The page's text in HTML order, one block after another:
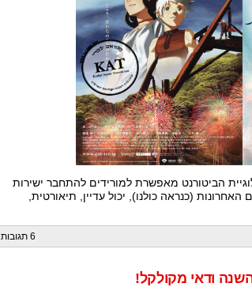
הביטורנט מאפשרת למורידים להתחבר ישירות
על כן, כל מי שמשתמש בקליינט ביטורנט מה-5 שנים האחרונות (כנראה כולנו), יכול עדיין, תיאורטית,
6 תגובות
ודאי מקולקל!